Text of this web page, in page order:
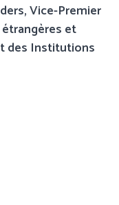
Vice-Premier
et
des Institutions